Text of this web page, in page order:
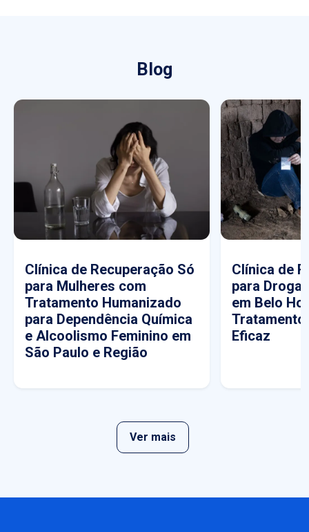
Blog
Clínica de Recuperação Só
para Mulheres com
Tratamento Humanizado
para Dependência Química
e Alcoolismo Feminino em
São Paulo e Região
Clínica de
para
em Belo
Tratamento
Eficaz
Ver mais